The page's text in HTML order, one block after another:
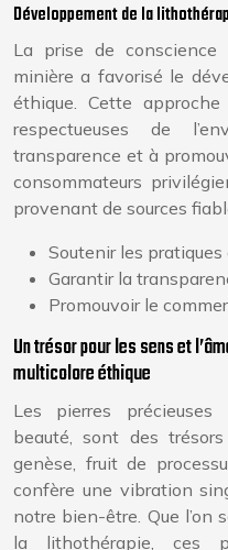
Développement de la
La prise de conscience
minière a favorisé le
éthique. Cette
respectueuses de
transparence et à
consommateurs
provenant de sources
Soutenir les pratiques
Garantir la
Promouvoir le
Un trésor pour les sens et
multicolore éthique
Les pierres précieuses
beauté, sont des
genèse, fruit de
confère une vibration
notre bien-être. Que l’on
la lithothérapie, ces